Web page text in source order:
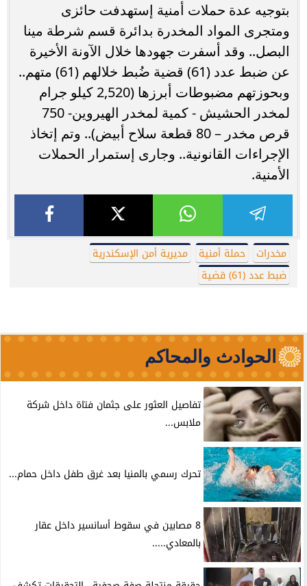
بتوجيه عدة حملات أمنية إستهدفت حائزى
ومتجرى المواد المخدرة بدائرة قسم شرطة مينا
البصل.. وقد أسفرت جهودها خلال الآونة الأخيرة
عن ضبط عدد (61) قضية ضُبط خلالهم (61) متهم..
وبحوزتهم مضبوطات أبرزها (2,520 كيلو جرام
لمخدر الحشيش - كمية لمخدر الهيروين- 750
قرص مخدر – 80 قطعة سلاح أبيض).. وتم إتخاذ
الإجراءات القانونية.. وجارى إستمرار الحملات
الأمنية.
مخدرات حملة أمنية
مديرية أمن الإسكندرية
ضبط عدد (61) قضية
الحوادث والمحاكم
تفاصيل العثور على جثمان فتاة داخل شركة
ملابس...
تحرك رسمي بالمنيا بعد غرق طفل داخل حمام...
8 مصابين في سقوط أسانسير داخل عقار
بالمعادي.....